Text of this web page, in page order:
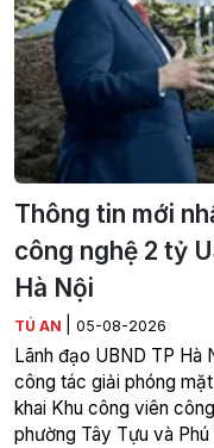
Thông tin mới
công nghệ 2 tỷ
Hà Nội
TÚ AN 05-08-2026
Lãnh đạo UBND TP Hà
công tác giải phóng
khai Khu công viên
phường Tây Tựu và Phú